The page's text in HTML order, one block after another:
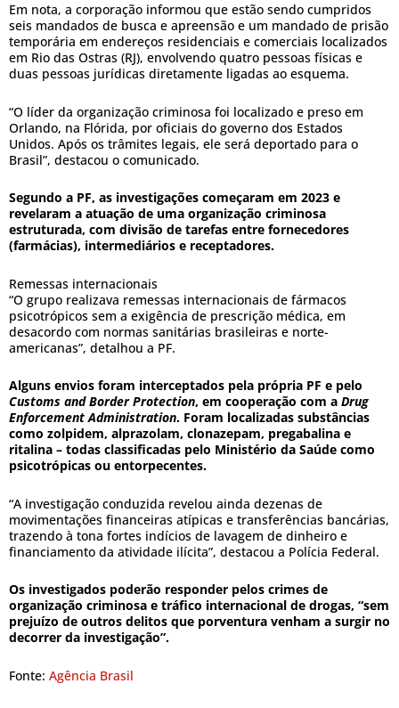
Em nota, a corporação informou que estão sendo cumpridos
seis mandados de busca e apreensão e um mandado de prisão
temporária em endereços residenciais e comerciais localizados
em Rio das Ostras (RJ), envolvendo quatro pessoas físicas e
duas pessoas jurídicas diretamente ligadas ao esquema.
“O líder da organização criminosa foi localizado e preso em
Orlando, na Flórida, por oficiais do governo dos Estados
Unidos. Após os trâmites legais, ele será deportado para o
Brasil”, destacou o comunicado.
Segundo a PF, as investigações começaram em 2023 e
revelaram a atuação de uma organização criminosa
estruturada, com divisão de tarefas entre fornecedores
(farmácias), intermediários e receptadores.
Remessas internacionais
“O grupo realizava remessas internacionais de fármacos
psicotrópicos sem a exigência de prescrição médica, em
desacordo com normas sanitárias brasileiras e norte-
americanas”, detalhou a PF.
Alguns envios foram interceptados pela própria PF e pelo
Customs and Border Protection, em cooperação com a Drug
Enforcement Administration. Foram localizadas substâncias
como zolpidem, alprazolam, clonazepam, pregabalina e
ritalina – todas classificadas pelo Ministério da Saúde como
psicotrópicas ou entorpecentes.
“A investigação conduzida revelou ainda dezenas de
movimentações financeiras atípicas e transferências bancárias,
trazendo à tona fortes indícios de lavagem de dinheiro e
financiamento da atividade ilícita”, destacou a Polícia Federal.
Os investigados poderão responder pelos crimes de
organização criminosa e tráfico internacional de drogas, “sem
prejuízo de outros delitos que porventura venham a surgir no
decorrer da investigação”.
Fonte: Agência Brasil